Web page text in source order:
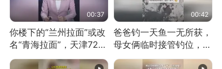
00:37
你楼下的“兰州拉面”或改
名“青海拉面”，天津72家
面馆已集体更换招牌
00:42
爸爸钓一天鱼一无所获，
母女俩临时接管钓位，用
玩具鱼竿钓上大鱼